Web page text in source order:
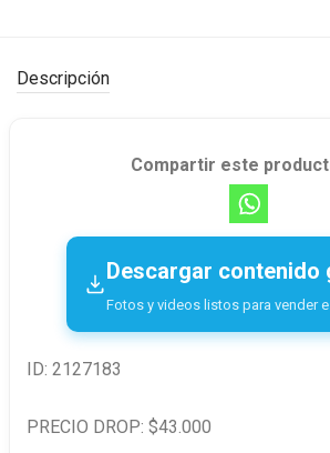
Descripción
Compartir este
Descargar contenido
Fotos y videos listos para vender
ID: 2127183
PRECIO DROP: $43.000